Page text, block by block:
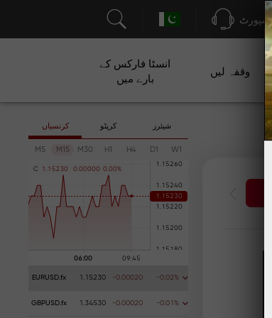
سپورٹ
وقفہ لیں
انسٹا فارکس کے
بارے میں
کرنسیاں کرپٹو شیئرز
M5 M15 M30 H1 H4 D1 W1
C 1 . 1 52 30 0 .00000 0 .00%
EURUSD.fx 1.15230 -0.00020 -0.02%
GBPUSD.fx 1.34530 -0.00020 -0.01%